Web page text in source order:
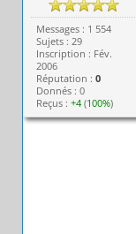
Messages : 1 554
Sujets : 29
Inscription : Fév.
2006
Réputation :0
Donnés : 0
Reçus :+4 (100%)